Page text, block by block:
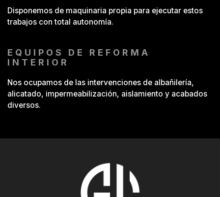
Disponemos de maquinaria propia para ejecutar estos
trabajos con total autonomía.
EQUIPOS DE REFORMA
INTERIOR
Nos ocupamos de las intervenciones de albañilería,
alicatado, impermeabilización, aislamiento y acabados
diversos.